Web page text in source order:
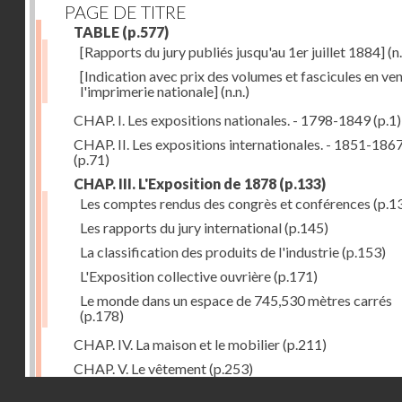
PAGE DE TITRE
TABLE (p.577)
[Rapports du jury publiés jusqu'au 1er juillet 1884]
[Indication avec prix des volumes et fascicules en
l'imprimerie nationale](n.n.)
CHAP. I. Les expositions nationales. - 1798-1849(p.1)
CHAP. II. Les expositions internationales. - 1851-
(p.71)
CHAP. III. L'Exposition de 1878 (p.133)
Les comptes rendus des congrès et conférences
Les rapports du jury international(p.145)
La classification des produits de l'industrie(p.153)
L'Exposition collective ouvrière(p.171)
Le monde dans un espace de 745,530 mètres carrés
(p.178)
CHAP. IV. La maison et le mobilier(p.211)
CHAP. V. Le vêtement(p.253)